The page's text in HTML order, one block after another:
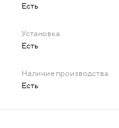
Есть
Есть
Есть